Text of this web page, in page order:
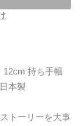
12cm 持ち手幅
本製
トーリーを大事